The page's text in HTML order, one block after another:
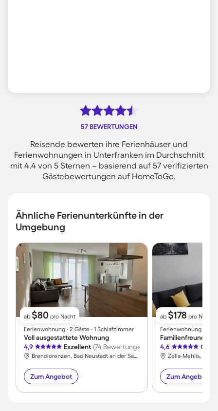
57 BEWERTUNGEN
Reisende bewerten ihre Ferienhäuser und
Ferienwohnungen in Unterfranken im Durchschnitt
mit 4.4 von 5 Sternen – basierend auf 57 verifizierten
Gästebewertungen auf HomeToGo.
Ähnliche Ferienunterkünfte in der
Umgebung
ab $80 pro Nacht
Ferienwohnung ∙ 2 Gäste ∙ 1 Schlafzimmer
Voll ausgestattete Wohnung
4,9
Exzellent (74 Bewertungen)
Brendlorenzen, Bad Neustadt an der Saale, Unterfranken
Zum Angebot
ab $178 pro Nacht
Ferienwohnung ∙ 3
4,6
Zum Angebot